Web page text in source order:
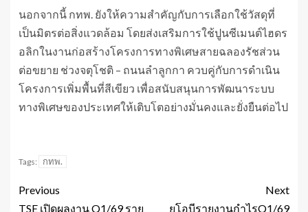
นอกจากนี้ กทพ. ยังให้ความสำคัญกับการเลือกใช้วัสดุที่
เป็นมิตรต่อสิ่งแวดล้อม โดยส่งเสริมการใช้ปูนซีเมนต์ไฮดร
อลิกในงานก่อสร้างโครงการทางพิเศษสายฉลองรัชส่วน
ต่อขยาย ช่วงจตุโชติ – ถนนลำลูกกา ควบคู่กับการดำเนิน
โครงการเพิ่มพื้นที่สีเขียว เพื่อสนับสนุนการพัฒนาระบบ
ทางพิเศษของประเทศให้เติบโตอย่างมั่นคงและยั่งยืนต่อไป
Tags: กทพ.
Previous
TSE เปิดผลงาน Q1/69 ราย
Next
ยูโอบีรายงานกำไรQ1/69